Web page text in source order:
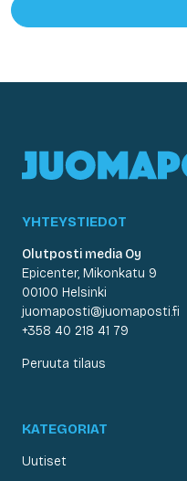
YHTEYSTIEDOT
Olutposti media Oy
Epicenter, Mikonkatu 9
00100 Helsinki
juomaposti@juomaposti.fi
+358 40 218 41 79
Peruuta tilaus
KATEGORIAT
Uutiset